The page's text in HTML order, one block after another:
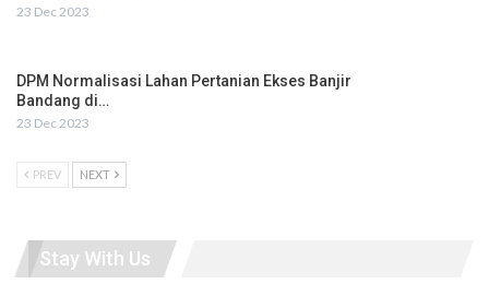
23 Dec 2023
DPM Normalisasi Lahan Pertanian Ekses Banjir
Bandang di…
23 Dec 2023
PREV NEXT
Stay With Us